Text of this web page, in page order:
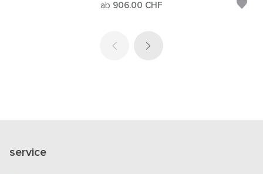
ab 906.00 CHF
service